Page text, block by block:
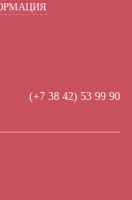
(+7 38 42) 53 99 90